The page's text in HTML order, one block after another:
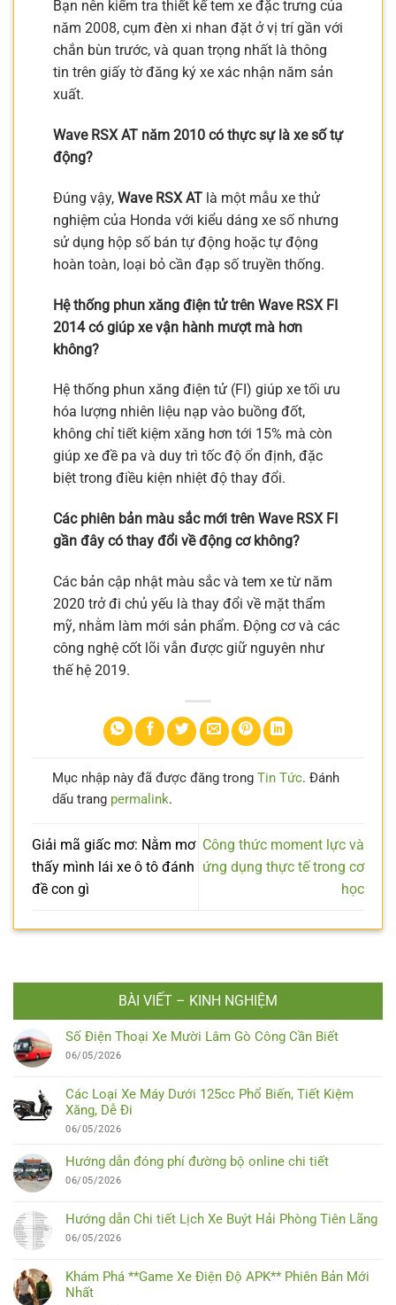
Bạn nên kiểm tra thiết kế tem xe đặc trưng của
năm 2008, cụm đèn xi nhan đặt ở vị trí gần với
chắn bùn trước, và quan trọng nhất là thông
tin trên giấy tờ đăng ký xe xác nhận năm sản
xuất.
Wave RSX AT năm 2010 có thực sự là xe số tự
động?
Đúng vậy, Wave RSX AT là một mẫu xe thử
nghiệm của Honda với kiểu dáng xe số nhưng
sử dụng hộp số bán tự động hoặc tự động
hoàn toàn, loại bỏ cần đạp số truyền thống.
Hệ thống phun xăng điện tử trên Wave RSX FI
2014 có giúp xe vận hành mượt mà hơn
không?
Hệ thống phun xăng điện tử (FI) giúp xe tối ưu
hóa lượng nhiên liệu nạp vào buồng đốt,
không chỉ tiết kiệm xăng hơn tới 15% mà còn
giúp xe đề pa và duy trì tốc độ ổn định, đặc
biệt trong điều kiện nhiệt độ thay đổi.
Các phiên bản màu sắc mới trên Wave RSX FI
gần đây có thay đổi về động cơ không?
Các bản cập nhật màu sắc và tem xe từ năm
2020 trở đi chủ yếu là thay đổi về mặt thẩm
mỹ, nhằm làm mới sản phẩm. Động cơ và các
công nghệ cốt lõi vẫn được giữ nguyên như
thế hệ 2019.
Mục nhập này đã được đăng trong Tin Tức. Đánh
dấu trang permalink.
Giải mã giấc mơ: Nằm mơ
thấy mình lái xe ô tô đánh
đề con gì
Công thức moment lực và
ứng dụng thực tế trong cơ
học
BÀI VIẾT – KINH NGHIỆM
Số Điện Thoại Xe Mười Lâm Gò Công Cần Biết
06/05/2026
Các Loại Xe Máy Dưới 125cc Phổ Biến, Tiết Kiệm
Xăng, Dễ Đi
06/05/2026
Hướng dẫn đóng phí đường bộ online chi tiết
06/05/2026
Hướng dẫn Chi tiết Lịch Xe Buýt Hải Phòng Tiên Lãng
06/05/2026
Khám Phá **Game Xe Điện Độ APK** Phiên Bản Mới
Nhất